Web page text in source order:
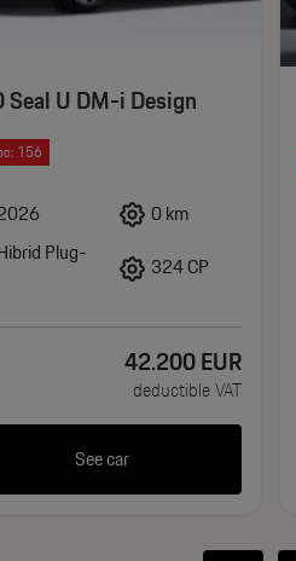
iluminare
Seal U DM-i Design
156
0 km
Plug-
324 CP
42.200EUR
deductible VAT
See car